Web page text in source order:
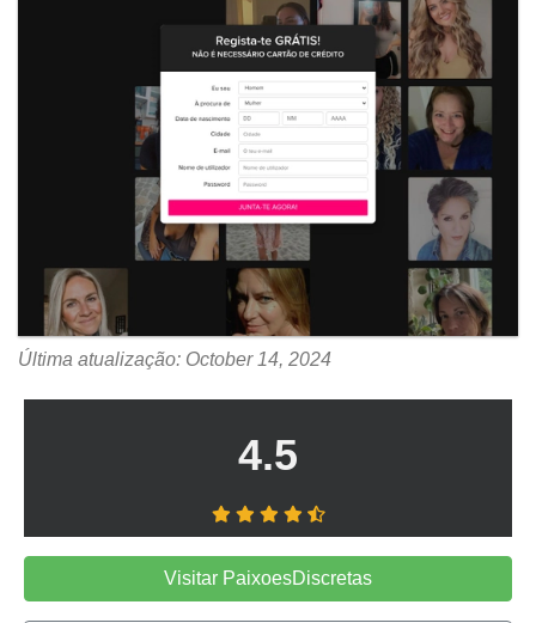
Última atualização: October 14, 2024
4.5
Visitar PaixoesDiscretas